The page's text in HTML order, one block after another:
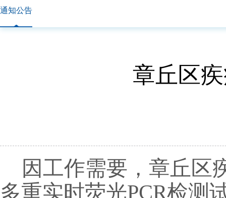
通知公告
章丘区
因工作需要，章丘区
多重实时荧光PCR检测